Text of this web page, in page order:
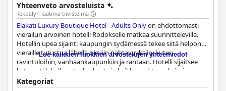
Yhteenveto arvosteluista
Tekoälyn laatima tiivistelmä
Elakati Luxury Boutique Hotel - Adults Onlyon ehdottomasti
vierailun arvoinen hotelli Rodokselle matkaa suunnitteleville.
Hotellin upea sijainti kaupungin sydämessä tekee siitä helpon
vieraille tutustua lähellä oleviin nähtävyyksiin, kuten
ravintoloihin, vanhaankaupunkiin ja rantaan. Hotelli sijaitsee
kätevästi lähellä ostoskeskusta ja kaikkia nähtävyyksiä, ja
vanhaankaupunkiin on vain 10 minuutin kävelymatka. Vaikka
hotelli sijaitsee kaiken keskellä, se on silti rauhallinen alue, mikä
Lue kaikkien luokkien arvostelujen yhteenvedot
Kategoriat